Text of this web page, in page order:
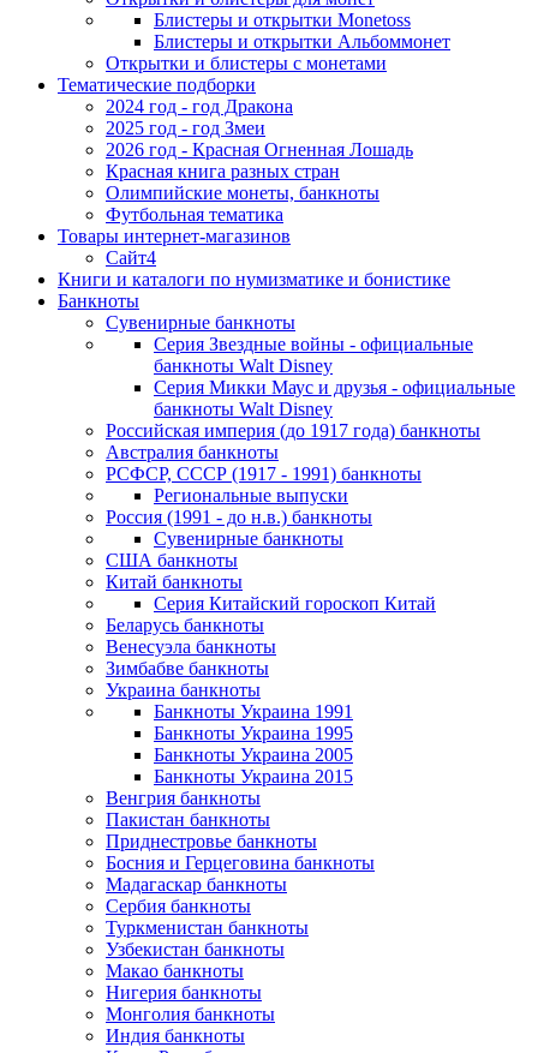
Блистеры и открытки Monetoss
Блистеры и открытки Альбоммонет
Открытки и блистеры с монетами
Тематические подборки
2024 год - год Дракона
2025 год - год Змеи
2026 год - Красная Огненная Лошадь
Красная книга разных стран
Олимпийские монеты, банкноты
Футбольная тематика
Товары интернет-магазинов
Сайт4
Книги и каталоги по нумизматике и бонистике
Банкноты
Сувенирные банкноты
Серия Звездные войны - официальные
банкноты Walt Disney
Серия Микки Маус и друзья - официальные
банкноты Walt Disney
Российская империя (до 1917 года) банкноты
Австралия банкноты
РСФСР, СССР (1917 - 1991) банкноты
Региональные выпуски
Россия (1991 - до н.в.) банкноты
Сувенирные банкноты
США банкноты
Китай банкноты
Серия Китайский гороскоп Китай
Беларусь банкноты
Венесуэла банкноты
Зимбабве банкноты
Украина банкноты
Банкноты Украина 1991
Банкноты Украина 1995
Банкноты Украина 2005
Банкноты Украина 2015
Венгрия банкноты
Пакистан банкноты
Приднестровье банкноты
Босния и Герцеговина банкноты
Мадагаскар банкноты
Сербия банкноты
Туркменистан банкноты
Узбекистан банкноты
Макао банкноты
Нигерия банкноты
Монголия банкноты
Индия банкноты